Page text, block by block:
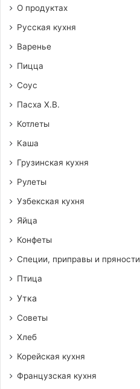
О продуктах
Русская кухня
Варенье
Пицца
Соус
Пасха Х.В.
Котлеты
Каша
Грузинская кухня
Рулеты
Узбекская кухня
Яйца
Конфеты
Специи, приправы и пряности
Птица
Утка
Советы
Хлеб
Корейская кухня
Французская кухня